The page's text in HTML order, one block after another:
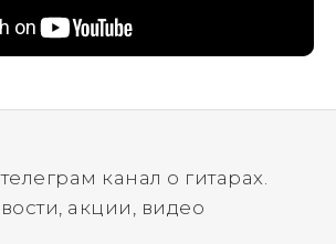
канал о гитарах.
акции, видео